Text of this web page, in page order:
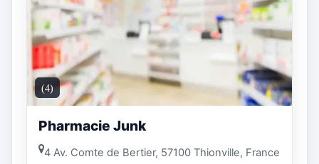
(4)
Pharmacie Junk
4 Av. Comte de Bertier, 57100 Thionville, France